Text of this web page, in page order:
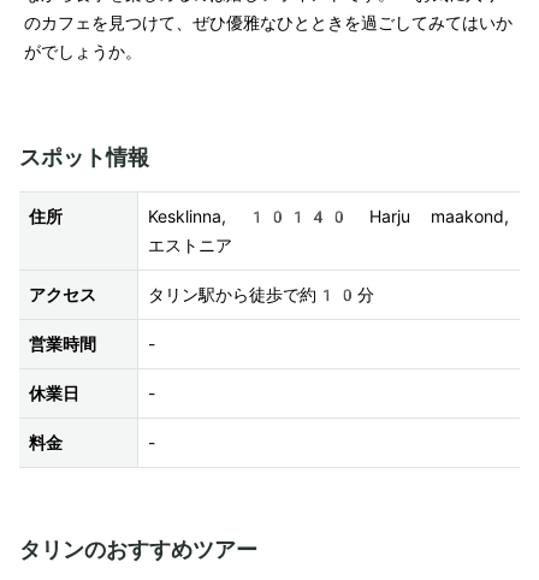
のカフェを見つけて、ぜひ優雅なひとときを過ごしてみてはいか
がでしょうか。
スポット情報
住所
Kesklinna, 10140 Harju maakond,
エストニア
アクセス タリン駅から徒歩で約10分
営業時間 -
休業日 -
料金 -
タリンのおすすめツアー